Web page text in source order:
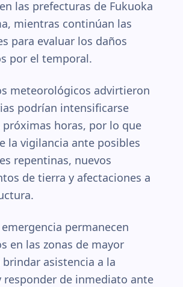
las prefecturas de Fukuoka
mientras continúan las
para evaluar los daños
por el temporal.
meteorológicos advirtieron
podrían intensificarse
horas, por lo que
la vigilancia ante posibles
repentinas, nuevos
de tierra y afectaciones a
permanecen
en las zonas de mayor
asistencia a la
responder de inmediato ante